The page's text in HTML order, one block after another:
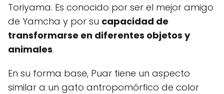
Toriyama. Es conocido por ser el mejor amigo
de Yamcha y por su capacidad de
transformarse en diferentes objetos y
animales.
En su forma base, Puar tiene un aspecto
similar a un gato antropomórfico de color